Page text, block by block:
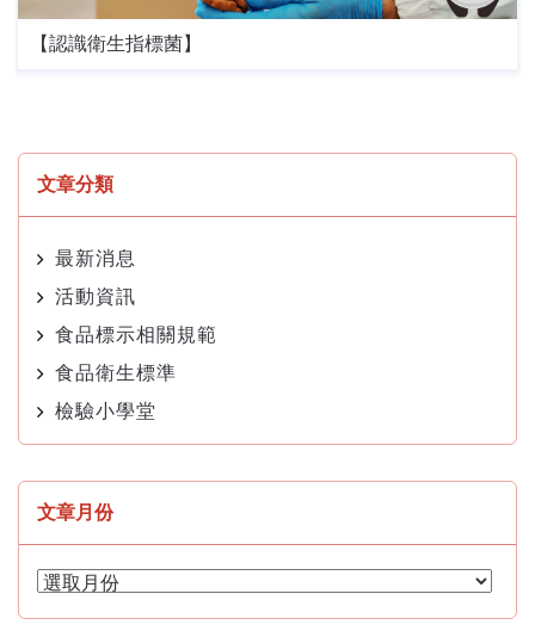
【認識衛生指標菌】
文章分類
最新消息
活動資訊
食品標示相關規範
食品衛生標準
檢驗小學堂
文章月份
文